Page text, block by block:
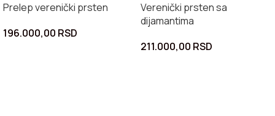
Prelep verenički prsten
196.000,00 RSD
Verenički prsten sa
dijamantima
211.000,00 RSD